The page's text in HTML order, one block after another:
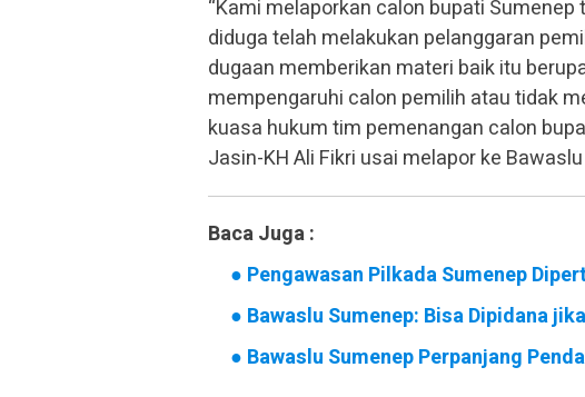
“Kami melaporkan calon bupati
diduga telah melakukan pelanggaran
dugaan memberikan materi baik itu
mempengaruhi calon pemilih atau tidak
kuasa hukum tim pemenangan calon
Jasin-KH Ali Fikri usai melapor ke
Baca Juga :
● Pengawasan Pilkada Sumenep
● Bawaslu Sumenep: Bisa Dipidana
● Bawaslu Sumenep Perpanjang